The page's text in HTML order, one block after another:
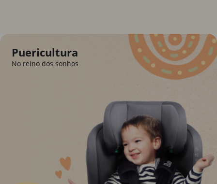
Puericultura
No reino dos sonhos